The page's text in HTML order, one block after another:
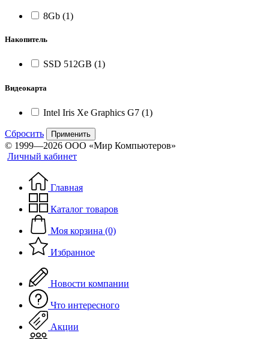
8Gb (1)
Накопитель
SSD 512GB (1)
Видеокарта
Intel Iris Xe Graphics G7 (1)
Сбросить Применить
© 1999—2026 ООО «Мир Компьютеров»
Личный кабинет
Главная
Каталог товаров
Моя корзина (0)
Избранное
Новости компании
Что интересного
Акции